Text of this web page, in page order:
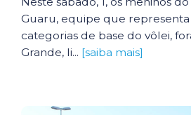
Guaru, equipe que representa
categorias de base do vôlei,
Grande, li... [saiba mais]